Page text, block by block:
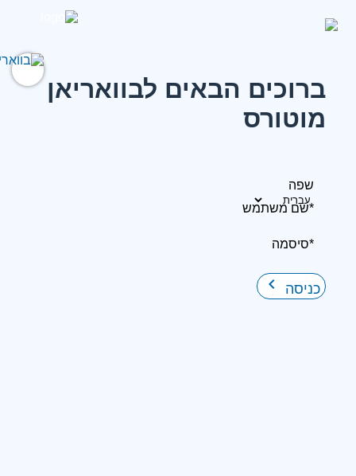
ברוכים הבאים לבוואריאן
מוטורס
שפה
*שם משתמש
*סיסמה
כניסה keyboard_arrow_right